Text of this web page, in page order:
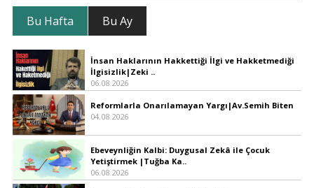
Bu Hafta Bu Ay
İnsan Haklarının Hakkettiği İlgi ve Hakketmediği
İlgisizlik|Zeki ..
06.08.2026
Reformlarla Onarılamayan Yargı|Av.Semih Biten
04.08.2026
Ebeveynliğin Kalbi: Duygusal Zekâ ile Çocuk
Yetiştirmek |Tuğba Ka..
06.08.2026